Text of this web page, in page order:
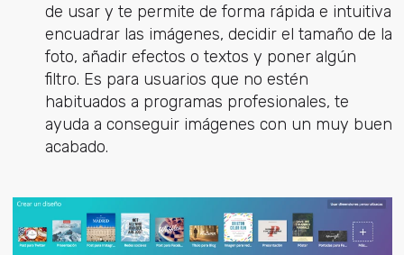
de usar y te permite de forma rápida e intuitiva
encuadrar las imágenes, decidir el tamaño de la
foto, añadir efectos o textos y poner algún
filtro. Es para usuarios que no estén
habituados a programas profesionales, te
ayuda a conseguir imágenes con un muy buen
acabado.